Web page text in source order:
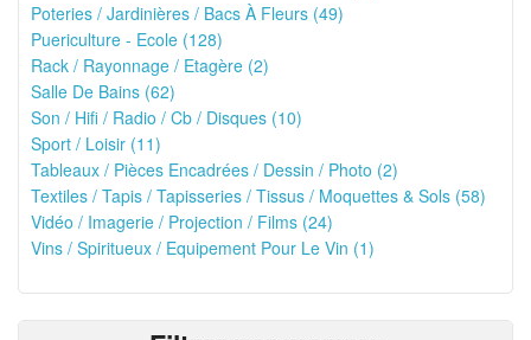
Poteries / Jardinières / Bacs À Fleurs (49)
Puericulture - Ecole (128)
Rack / Rayonnage / Etagère (2)
Salle De Bains (62)
Son / Hifi / Radio / Cb / Disques (10)
Sport / Loisir (11)
Tableaux / Pièces Encadrées / Dessin / Photo (2)
Textiles / Tapis / Tapisseries / Tissus / Moquettes & Sols (58)
Vidéo / Imagerie / Projection / Films (24)
Vins / Spiritueux / Equipement Pour Le Vin (1)